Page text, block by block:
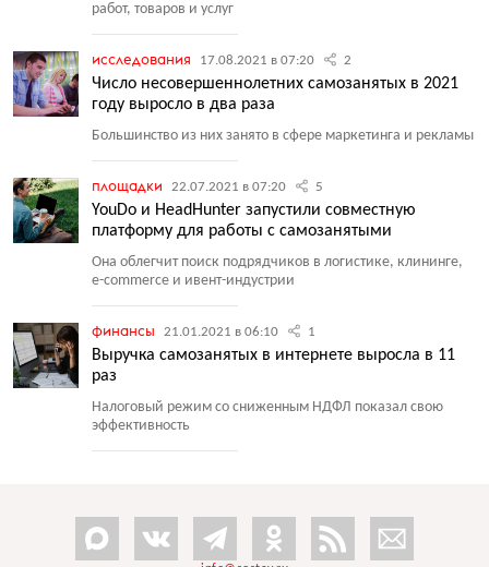
работ, товаров и услуг
исследования 17.08.2021 в 07:20 2
Число несовершеннолетних самозанятых в 2021
году выросло в два раза
Большинство из них занято в сфере маркетинга и рекламы
площадки 22.07.2021 в 07:20 5
YouDo и HeadHunter запустили совместную
платформу для работы с самозанятыми
Она облегчит поиск подрядчиков в логистике, клининге,
e-commerce и ивент-индустрии
финансы 21.01.2021 в 06:10 1
Выручка самозанятых в интернете выросла в 11
раз
Налоговый режим со сниженным НДФЛ показал свою
эффективность